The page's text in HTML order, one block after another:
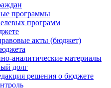
программы
программ
акты (бюджет)
аналитические материалы
долг
решения о бюджете